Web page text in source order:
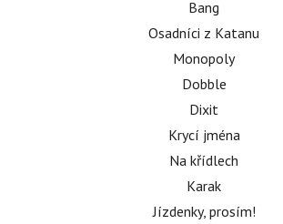
Bang
Osadníci z Katanu
Monopoly
Dobble
Dixit
Krycí jména
Na křídlech
Karak
Jízdenky, prosím!